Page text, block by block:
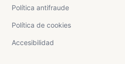
Política antifraude
Política de cookies
Accesibilidad